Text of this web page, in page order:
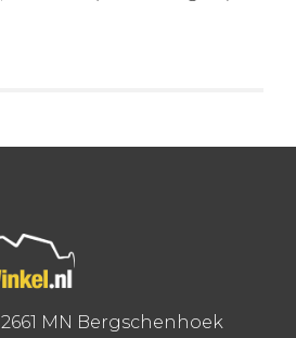
MN Bergschenhoek